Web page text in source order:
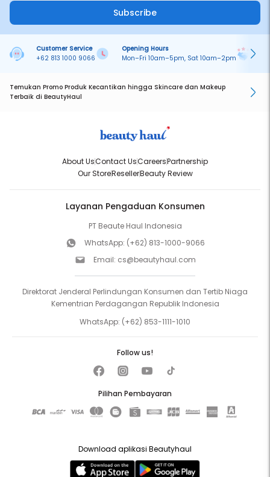
Subscribe
Customer Service
+62 813 1000 9066
Opening Hours
Mon–Fri 10am–5pm, Sat 10am–2pm
Temukan Promo Produk Kecantikan hingga Skincare dan Makeup
Terbaik di BeautyHaul
About UsContact UsCareersPartnership
Our StoreResellerBeauty Review
Layanan Pengaduan Konsumen
PT Beaute Haul Indonesia
WhatsApp: (+62) 813-1000-9066
Email: cs@beautyhaul.com
Direktorat Jenderal Perlindungan Konsumen dan Tertib Niaga
Kementrian Perdagangan Republik Indonesia
WhatsApp: (+62) 853-1111-1010
Pilihan Pembayaran
Follow us!
Download aplikasi Beautyhaul